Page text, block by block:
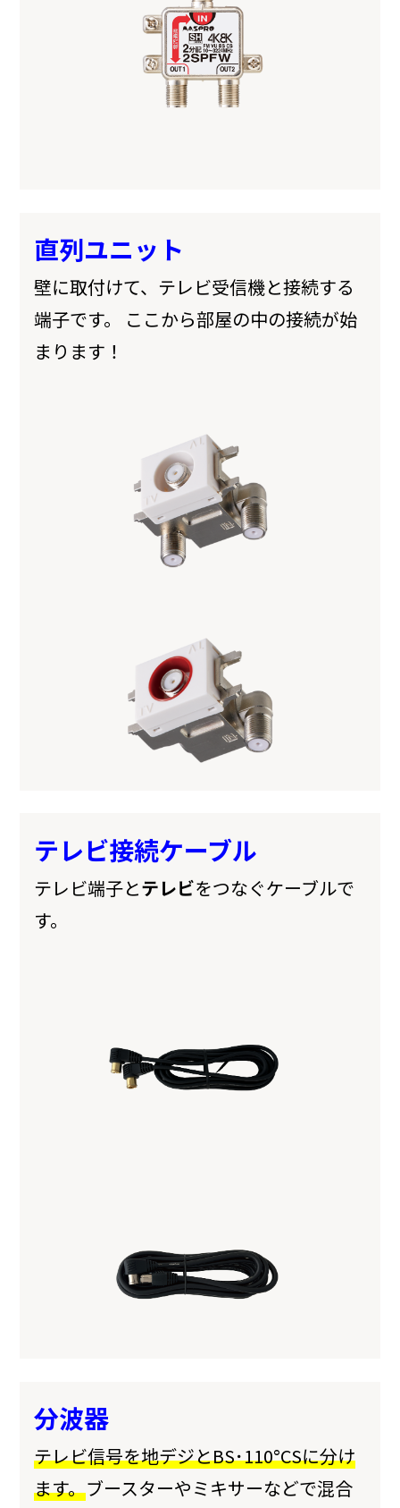
直列ユニット
壁に取付けて、テレビ受信機と接続する
端子です。 ここから部屋の中の接続が始
まります！
テレビ接続ケーブル
テレビ端子とテレビをつなぐケーブルで
す。
分波器
テレビ信号を地デジとBS･110°CSに分け
ます。ブースターやミキサーなどで混合